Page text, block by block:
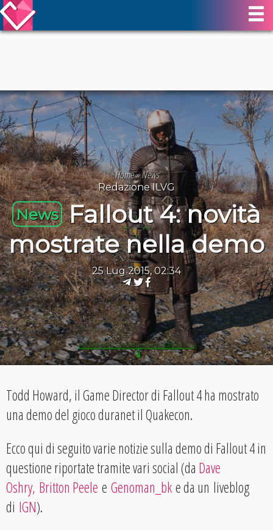
Home»News
Redazione ILVG
News Fallout 4: novità
mostrate nella demo
25 Lug 2015, 02:34
Todd Howard, il Game Director di Fallout 4 ha mostrato
una demo del gioco duranet il Quakecon.
Ecco qui di seguito varie notizie sulla demo di Fallout 4 in
questione riportate tramite vari social (da Dave
Oshry, Britton Peele e Genoman_bke da un liveblog
di IGN).